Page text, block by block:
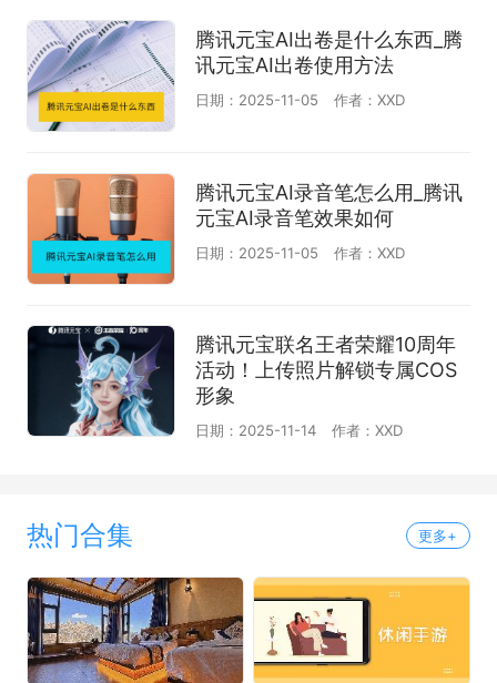
腾讯元宝AI出卷是什么东西_腾
讯元宝AI出卷使用方法
日期：2025-11-05 作者：XXD
腾讯元宝AI录音笔怎么用_腾讯
元宝AI录音笔效果如何
日期：2025-11-05 作者：XXD
腾讯元宝联名王者荣耀10周年
活动！上传照片解锁专属COS
形象
日期：2025-11-14 作者：XXD
热门合集 更多+